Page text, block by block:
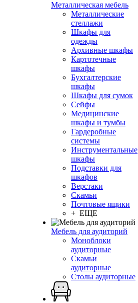
Металлическая мебель
Металлические
стеллажи
Шкафы для
одежды
Архивные шкафы
Картотечные
шкафы
Бухгалтерские
шкафы
Шкафы для сумок
Сейфы
Медицинские
шкафы и тумбы
Гардеробные
системы
Инструментальные
шкафы
Подставки для
шкафов
Верстаки
Скамьи
Почтовые ящики
+ ЕЩЕ
Мебель для аудиторий
Моноблоки
аудиторные
Скамьи
аудиторные
Столы аудиторные